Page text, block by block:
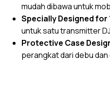
mudah dibawa untuk
Specially Designed for
untuk satu transmitter
Protective Case
perangkat dari debu